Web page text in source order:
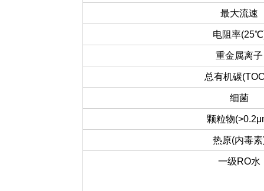
最大流速
电阻率
重金属离子
总有机碳
细菌
颗粒物
热原(内毒
一级RO水